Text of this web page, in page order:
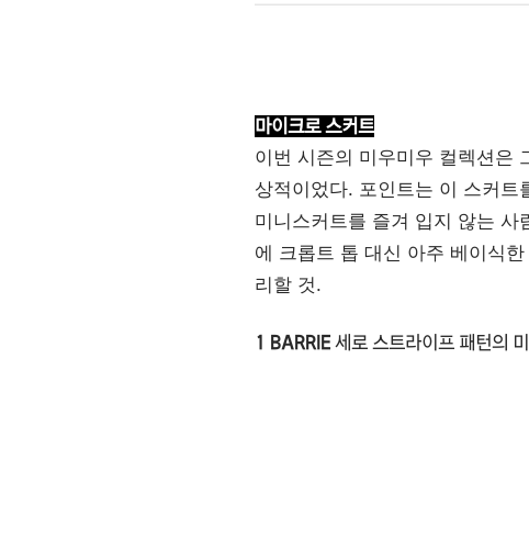
마이크로 스커트
이번 시즌의 미우미우 컬렉션은
상적이었다. 포인트는 이 스커
미니스커트를 즐겨 입지 않는
에 크롭트 톱 대신 아주 베이식
리할 것.
1 BARRIE 세로 스트라이프 패턴의